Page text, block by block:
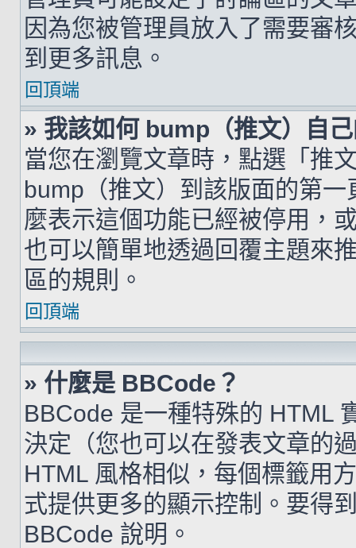
因為您被管理員放入了需要審
到更多訊息。
回頂端
» 我該如何 bump（推文）自
當您在瀏覽文章時，點選「推
bump（推文）到該版面的第
麼表示這個功能已經被停用，
也可以簡單地透過回覆主題來
區的規則。
回頂端
» 什麼是 BBCode？
BBCode 是一種特殊的 HTML
決定（您也可以在發表文章的
HTML 風格相似，每個標籤用
式提供更多的顯示控制。要得
BBCode 說明。